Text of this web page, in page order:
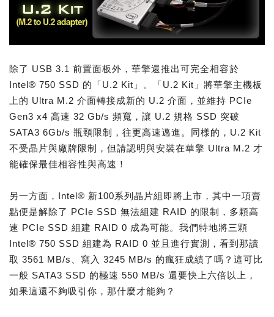
除了 USB 3.1 前置面板外，華擎還推出可完全相容於
Intel® 750 SSD 的「U.2 Kit」。「U.2 Kit」將華擎主機板
上的 Ultra M.2 介面轉接成新的 U.2 介面，並維持 PCIe
Gen3 x4 高速 32 Gb/s 頻寬，讓 U.2 規格 SSD 突破
SATA3 6Gb/s 瓶頸限制，往更高速邁進。同樣的，U.2 Kit
不受晶片與廠牌限制，但請認明與安裝在華擎 Ultra M.2 才
能確保最佳相容性與高速！
另一方面，Intel® 新100系列晶片組即將上市，其中一項賣
點便是解除了 PCIe SSD 無法組建 RAID 的限制，多顆高
速 PCIe SSD 組建 RAID 0 成為可能。我們特地將三顆
Intel® 750 SSD 組建為 RAID 0 並且進行實測，看到那讀
取 3561 MB/s、寫入 3245 MB/s 的瘋狂成績了嗎？這可比
一般 SATA3 SSD 的極速 550 MB/s 還要快上六倍以上，
如果這還不夠吸引你，那什麼才能夠？